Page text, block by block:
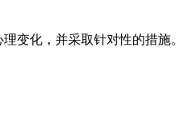
变化，并采取针对性的措施。